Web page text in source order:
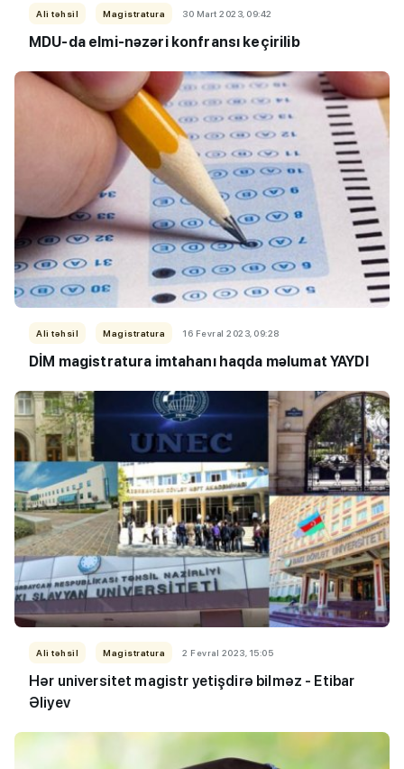
Ali təhsil Magistratura 30 Mart 2023, 09:42
MDU-da elmi-nəzəri konfransı keçirilib
Ali təhsil Magistratura 16 Fevral 2023, 09:28
DİM magistratura imtahanı haqda məlumat YAYDI
Ali təhsil Magistratura 2 Fevral 2023, 15:05
Hər universitet magistr yetişdirə bilməz - Etibar
Əliyev